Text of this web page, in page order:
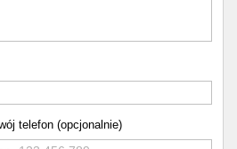
telefon (opcjonalnie)